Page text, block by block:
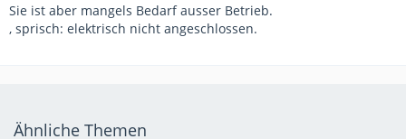
Sie ist aber mangels Bedarf ausser Betrieb.
, sprisch: elektrisch nicht angeschlossen.
Ähnliche Themen